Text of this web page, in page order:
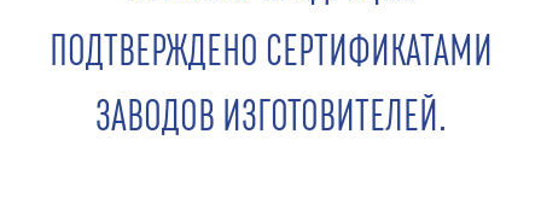
ПОДТВЕРЖДЕНО СЕРТИФИКАТАМИ
ЗАВОДОВ ИЗГОТОВИТЕЛЕЙ.